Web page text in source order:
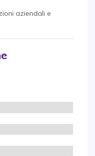
aziendali e